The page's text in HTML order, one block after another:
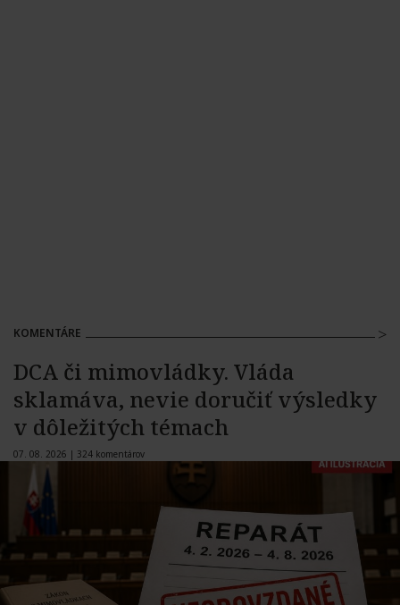
KOMENTÁRE
DCA či mimovládky. Vláda
sklamáva, nevie doručiť výsledky
v dôležitých témach
07. 08. 2026 | 324 komentárov